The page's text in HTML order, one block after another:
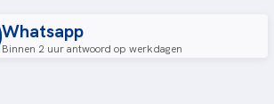
Whatsapp
Binnen 2 uur antwoord op werkdagen